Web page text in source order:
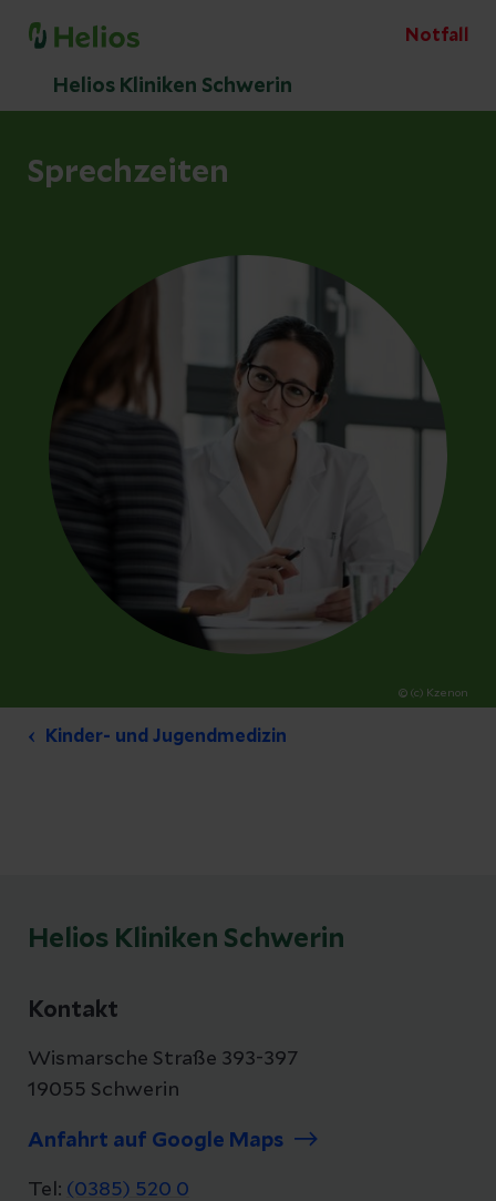
Notfall
Helios Kliniken Schwerin
Sprechzeiten
© (c) Kzenon
Kinder- und Jugendmedizin
Helios Kliniken Schwerin
Kontakt
Wismarsche Straße 393-397
19055 Schwerin
Anfahrt auf Google Maps
Tel: (0385) 520 0